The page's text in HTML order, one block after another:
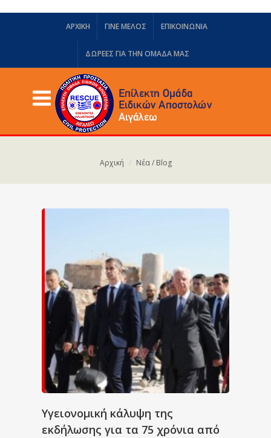
ΑΡΧΙΚΗ ΓΙΝΕ ΜΕΛΟΣ ΕΠΙΚΟΙΝΩΝΙΑ
ΔΩΡΕΈΣ ΓΙΑ ΤΗΝ ΟΜΆΔΑ ΜΑΣ
Αρχική Νέα / Blog
Υγειονομική κάλυψη της
εκδήλωσης για τα 75 χρόνια από